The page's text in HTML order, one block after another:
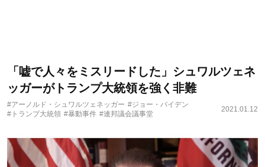
「嘘で人々をミスリードした」シュワルツェネ
ッガーがトランプ大統領を強く非難
#アーノルド・シュワルツェネッガー #ジョー・バイデン
#トランプ大統領 #暴動事件 #連邦議会議事堂
2021.01.12